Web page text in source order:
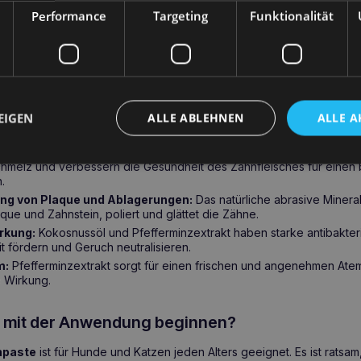
für einen frischen und angenehmen Atem, während die Paste den
stärkt.Die TOTOBI Natural Toothpastebildet einen
effektiv Plaque und Ablagerungen. Dank des leckeren
als auch für Katzen angenehm. Sie muss nicht abgespült
tägliche Pflege. Die Glasverpackung unterstreicht den
Vorteile
und verbessern die Gesundheit des Zahnfleisches für einen
von Plaque und Ablagerungen: Das natürliche abrasive
und Zahnstein, poliert und glättet die Zähne.
Kokosnussöl und Pfefferminzextrakt haben starke
fördern und Geruch neutralisieren.
Pfefferminzextrakt sorgt für einen frischen und angenehmen
Wirkung.
mit der Anwendung beginnen?
ist für Hunde und Katzen jeden Alters geeignet. Es ist
Performance Targeting Funktionalität
ALLE
ALLE ABLEHNEN